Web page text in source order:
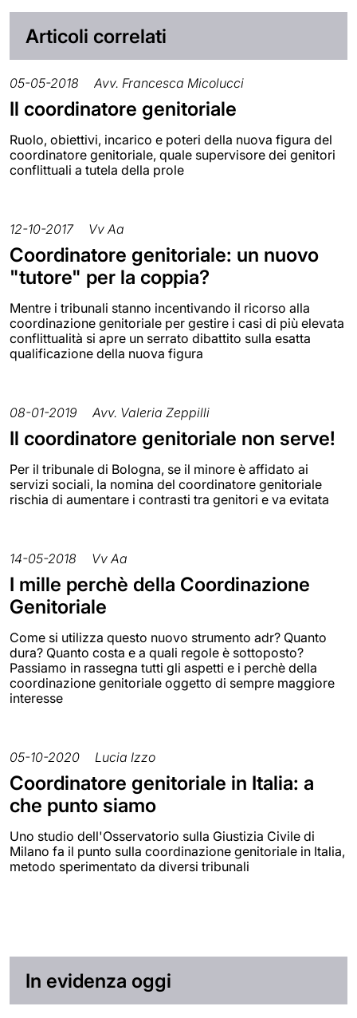
Articoli correlati
05-05-2018 Avv. Francesca Micolucci
Il coordinatore genitoriale
Ruolo, obiettivi, incarico e poteri della nuova figura del
coordinatore genitoriale, quale supervisore dei genitori
conflittuali a tutela della prole
12-10-2017 Vv Aa
Coordinatore genitoriale: un nuovo
"tutore" per la coppia?
Mentre i tribunali stanno incentivando il ricorso alla
coordinazione genitoriale per gestire i casi di più elevata
conflittualità si apre un serrato dibattito sulla esatta
qualificazione della nuova figura
08-01-2019 Avv. Valeria Zeppilli
Il coordinatore genitoriale non serve!
Per il tribunale di Bologna, se il minore è affidato ai
servizi sociali, la nomina del coordinatore genitoriale
rischia di aumentare i contrasti tra genitori e va evitata
14-05-2018 Vv Aa
I mille perchè della Coordinazione
Genitoriale
Come si utilizza questo nuovo strumento adr? Quanto
dura? Quanto costa e a quali regole è sottoposto?
Passiamo in rassegna tutti gli aspetti e i perchè della
coordinazione genitoriale oggetto di sempre maggiore
interesse
05-10-2020 Lucia Izzo
Coordinatore genitoriale in Italia: a
che punto siamo
Uno studio dell'Osservatorio sulla Giustizia Civile di
Milano fa il punto sulla coordinazione genitoriale in Italia,
metodo sperimentato da diversi tribunali
In evidenza oggi